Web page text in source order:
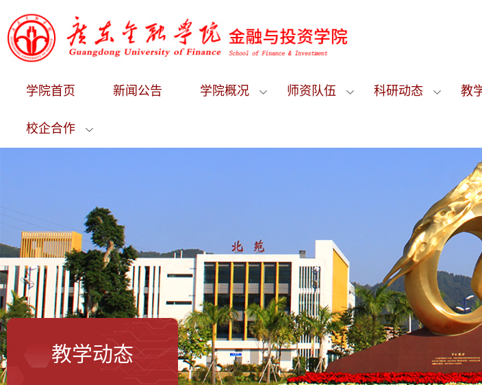
学院首页 新闻公告 学院概况 师资队伍 科研动态 教
校企合作
教学动态